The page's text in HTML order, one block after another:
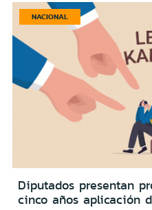
NACIONAL
Diputados presentan
cinco años aplicación